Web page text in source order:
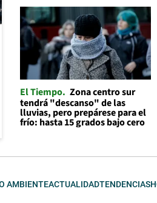
El Tiempo Zona centro sur
tendrá "descanso" de las
lluvias, pero prepárese para el
frío: hasta 15 grados bajo cero
AMBIENTEACTUALIDADTENDENCIAS